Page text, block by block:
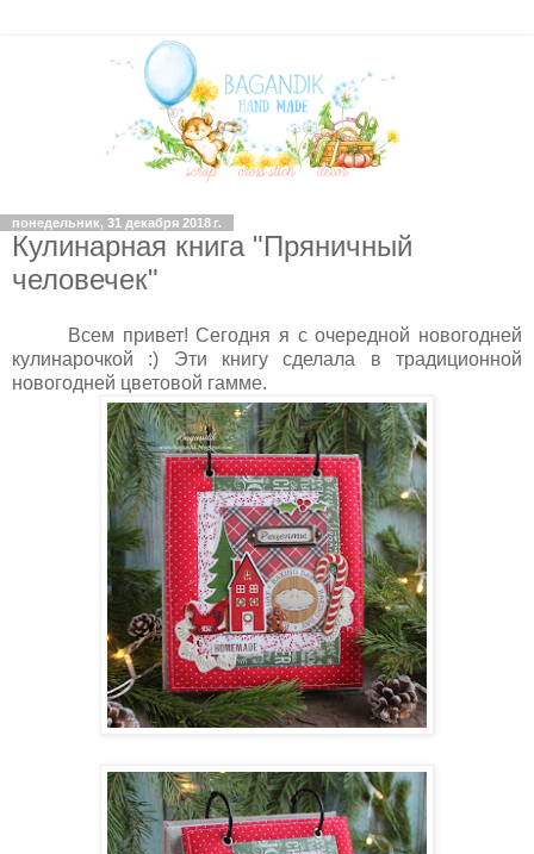
понедельник, 31 декабря 2018 г.
Кулинарная книга "Пряничный
человечек"
Всем привет! Сегодня я с очередной новогодней
кулинарочкой :) Эти книгу сделала в традиционной
новогодней цветовой гамме.